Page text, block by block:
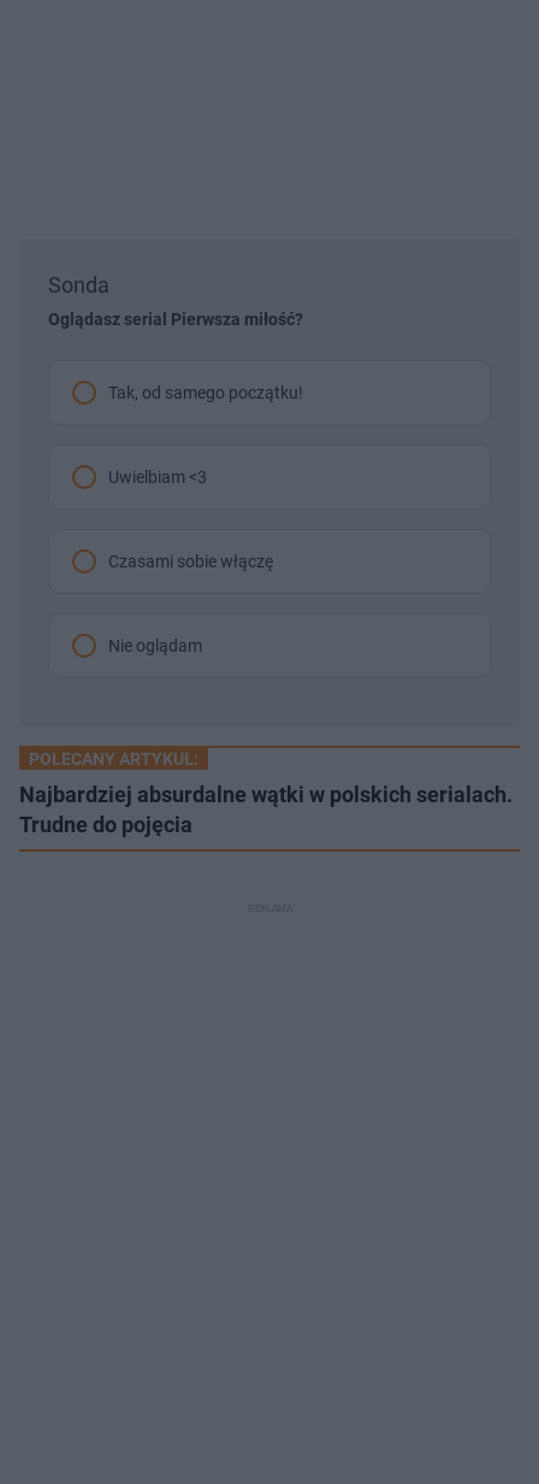
Sonda
Oglądasz serial Pierwsza miłość?
Tak, od samego początku!
Uwielbiam <3
Czasami sobie włączę
Nie oglądam
POLECANY ARTYKUŁ:
Najbardziej absurdalne wątki w polskich serialach.
Trudne do pojęcia